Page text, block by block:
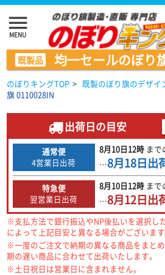
menu
MENU
既製品 均一セールのぼり
のぼりキングTOP > 既製のぼり旗のデザイ
旗 0110028IN
出荷日の目安
通常便
4営業日出荷
8月10日12時 まで
…8月18日出
特急便
翌営業日出荷
8月10日12時 まで
…8月12日出
※支払方法で銀行振込やNP後払いを選択し
によって上記目安と異なる場合がございます
※一度のご注文で納期の異なる商品をまと
期の遅い商品に合わせて出荷いたします。
※土日祝日は営業日に含まれません。